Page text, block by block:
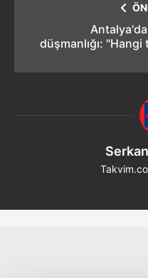
düşmanlığı: "Hangi